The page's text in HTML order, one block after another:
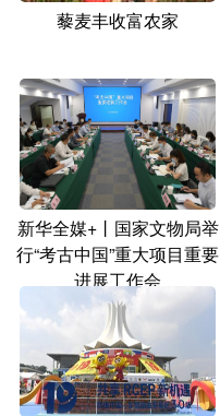
藜麦丰收富农家
新华全媒+丨国家文物局举
行“考古中国”重大项目重要
进展工作会